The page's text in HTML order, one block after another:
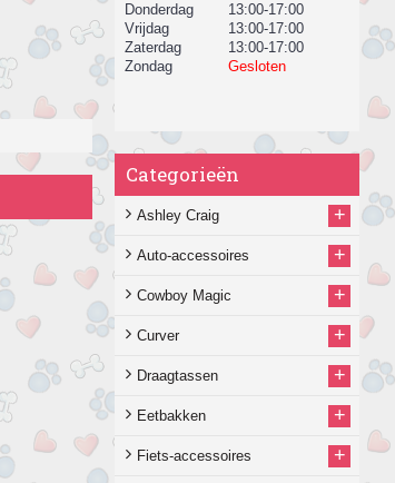
Donderdag
13:00-17:00
Vrijdag
13:00-17:00
Zaterdag
13:00-17:00
Zondag
Gesloten
Categorieën
Ashley Craig +
Auto-accessoires +
Cowboy Magic +
Curver +
Draagtassen +
Eetbakken +
Fiets-accessoires +